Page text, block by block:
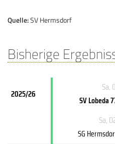
Quelle:SV Hermsdorf
Bisherige
2025/26
Sa,
SV Lobeda
Sa,
SG